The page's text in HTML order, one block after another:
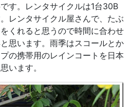
す。レンタサイクルは1台30B
レンタサイクル屋さんで、たぶ
くれると思うので時間に合わせ
思います。雨季はスコールとか
の携帯用のレインコートを日本
います。